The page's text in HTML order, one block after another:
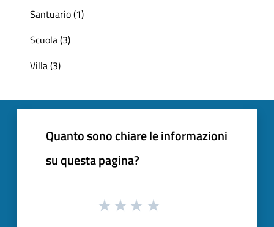
Santuario (1)
Scuola (3)
Villa (3)
Quanto sono chiare le informazioni
su questa pagina?